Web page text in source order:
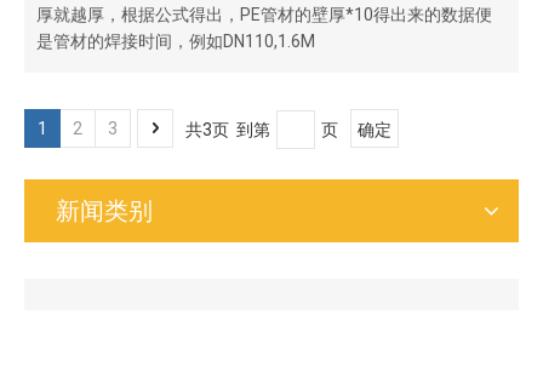
厚就越厚，根据公式得出，PE管材的壁厚*10得出来的数据便
是管材的焊接时间，例如DN110,1.6M
1 2 3 共3页 到第 页 确定
新闻类别